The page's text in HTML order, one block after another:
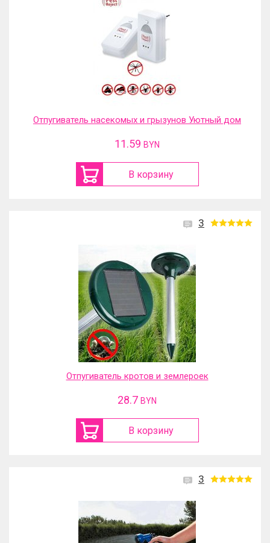
Отпугиватель насекомых и грызунов Уютный дом
11.59 BYN
В корзину
3
Отпугиватель кротов и землероек
28.7 BYN
В корзину
3